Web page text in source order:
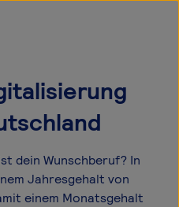
dein Wunschberuf? In
Jahresgehalt von
einem Monatsgehalt